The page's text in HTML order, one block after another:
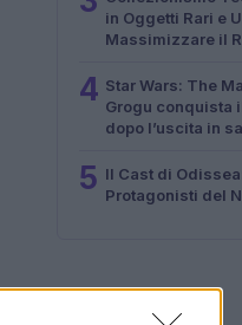
in Oggetti Rari e
Massimizzare il
4 Star Wars: The
Grogu conquista
dopo l’uscita in
5 Il Cast di
Protagonisti del